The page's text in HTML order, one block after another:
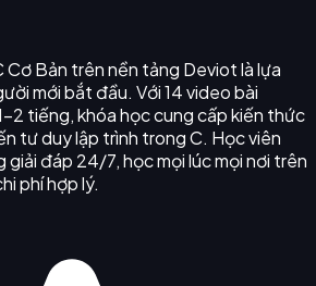
Cơ Bản trên nền tảng Deviot là lựa
mới bắt đầu. Với 14 video bài
tiếng, khóa học cung cấp kiến thức
tư duy lập trình trong C. Học viên
đáp 24/7, học mọi lúc mọi nơi trên
phí hợp lý.